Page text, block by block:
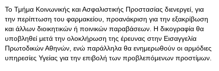
Το Τμήμα Κοινωνικής και Ασφαλιστικής Προστασίας διενεργεί, για
την περίπτωση του φαρμακείου, προανάκριση για την εξακρίβωση
και άλλων διοικητικών ή ποινικών παραβάσεων. Η δικογραφία θα
υποβληθεί μετά την ολοκλήρωση της έρευνας στην Εισαγγελία
Πρωτοδικών Αθηνών, ενώ παράλληλα θα ενημερωθούν οι αρμόδιες
υπηρεσίες Υγείας για την επιβολή των προβλεπόμενων προστίμων.